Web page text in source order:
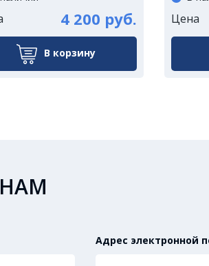
4 200 руб.
В корзину
Цена
Адрес электронной